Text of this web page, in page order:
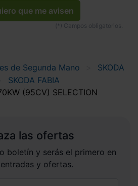
que me avisen
de Segunda Mano
SKODA
SKODA FABIA
(95CV) SELECTION
las ofertas
boletín y serás el primero en
y ofertas.